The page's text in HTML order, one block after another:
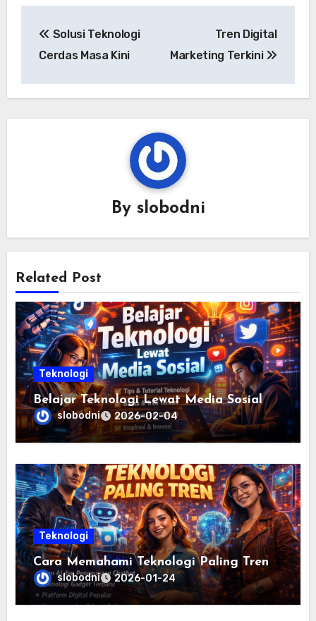
pos
Solusi Teknologi
Cerdas Masa Kini
Tren Digital
Marketing Terkini
By slobodni
Related Post
Teknologi
Belajar Teknologi Lewat Media Sosial
slobodni 2026-02-04
Teknologi
Cara Memahami Teknologi Paling Tren
slobodni 2026-01-24